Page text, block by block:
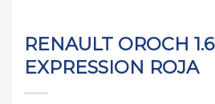
RENAULT OROCH 1.6
EXPRESSION ROJA